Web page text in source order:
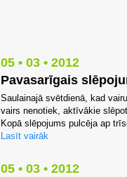
05 • 03 • 2012
Pavasarīgais
Saulainajā svētdienā, kad
vairs nenotiek, aktīvākie
Kopā slēpojums pulcēja ap
Lasīt vairāk
05 • 03 • 2012